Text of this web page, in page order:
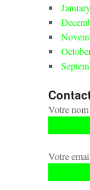
Votre
Votre